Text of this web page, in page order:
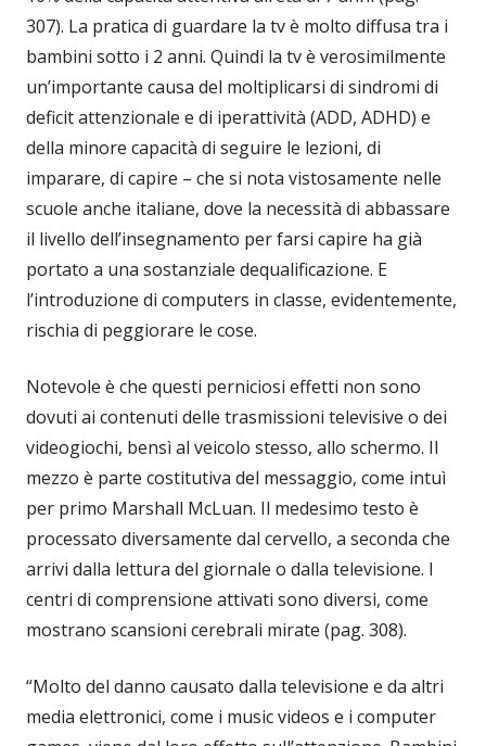
307). La pratica di guardare la tv è molto diffusa tra i
bambini sotto i 2 anni. Quindi la tv è verosimilmente
un’importante causa del moltiplicarsi di sindromi di
deficit attenzionale e di iperattività (ADD, ADHD) e
della minore capacità di seguire le lezioni, di
imparare, di capire – che si nota vistosamente nelle
scuole anche italiane, dove la necessità di abbassare
il livello dell’insegnamento per farsi capire ha già
portato a una sostanziale dequalificazione. E
l’introduzione di computers in classe, evidentemente,
rischia di peggiorare le cose.
Notevole è che questi perniciosi effetti non sono
dovuti ai contenuti delle trasmissioni televisive o dei
videogiochi, bensì al veicolo stesso, allo schermo. Il
mezzo è parte costitutiva del messaggio, come intuì
per primo Marshall McLuan. Il medesimo testo è
processato diversamente dal cervello, a seconda che
arrivi dalla lettura del giornale o dalla televisione. I
centri di comprensione attivati sono diversi, come
mostrano scansioni cerebrali mirate (pag. 308).
“Molto del danno causato dalla televisione e da altri
media elettronici, come i music videos e i computer